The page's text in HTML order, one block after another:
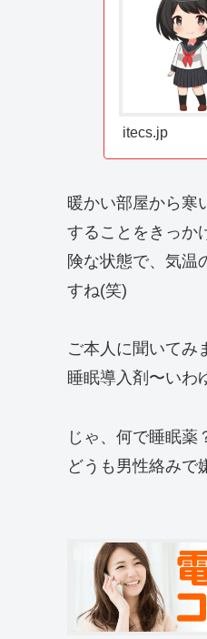
itecs.jp
暖かい部屋から寒
することをきっか
険な状態で、気温
すね(笑)
ご本人に聞いてみ
睡眠導入剤〜いわ
じゃ、何で睡眠薬
どうも男性絡みで